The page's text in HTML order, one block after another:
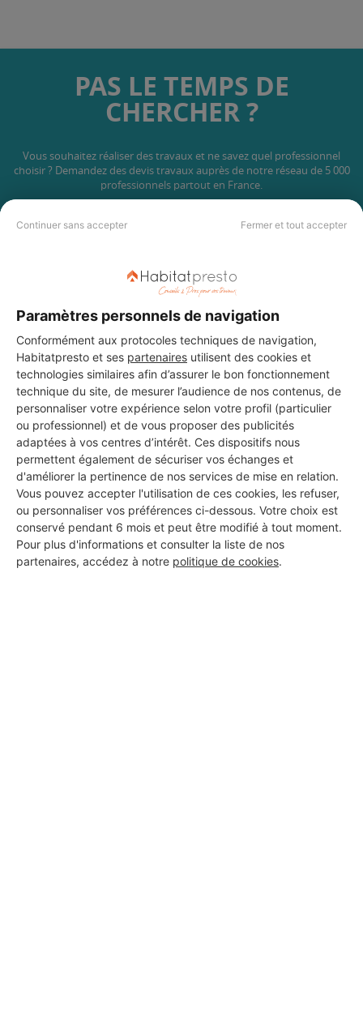
Continuer sans accepter Fermer et tout accepter
Paramètres personnels de navigation
Conformément aux protocoles techniques de navigation,
Habitatpresto et ses partenaires utilisent des cookies et
technologies similaires afin d’assurer le bon fonctionnement
technique du site, de mesurer l’audience de nos contenus, de
personnaliser votre expérience selon votre profil (particulier
ou professionnel) et de vous proposer des publicités
adaptées à vos centres d’intérêt. Ces dispositifs nous
permettent également de sécuriser vos échanges et
d'améliorer la pertinence de nos services de mise en relation.
Vous pouvez accepter l'utilisation de ces cookies, les refuser,
ou personnaliser vos préférences ci-dessous. Votre choix est
conservé pendant 6 mois et peut être modifié à tout moment.
Pour plus d'informations et consulter la liste de nos
partenaires, accédez à notre politique de cookies.
PAS LE TEMPS DE
CHERCHER ?
Vous souhaitez réaliser des travaux et ne savez quel professionnel
choisir ? Demandez des devis travaux auprès de notre réseau de 5 000
professionnels partout en France.
DEMANDER UN DEVIS
Les 1 autres Installateurs
d'alarmes pour vos travaux à
Port-la-Nouvelle
BC ELEC
Port-la-Nouvelle